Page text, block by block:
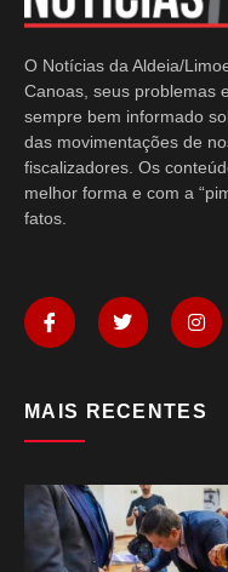
O Notícias da Aldeia/
Canoas, seus problemas
sempre bem informado
das movimentações de
fiscalizadores. Os
melhor forma e com a
fatos.
MAIS RECENTES